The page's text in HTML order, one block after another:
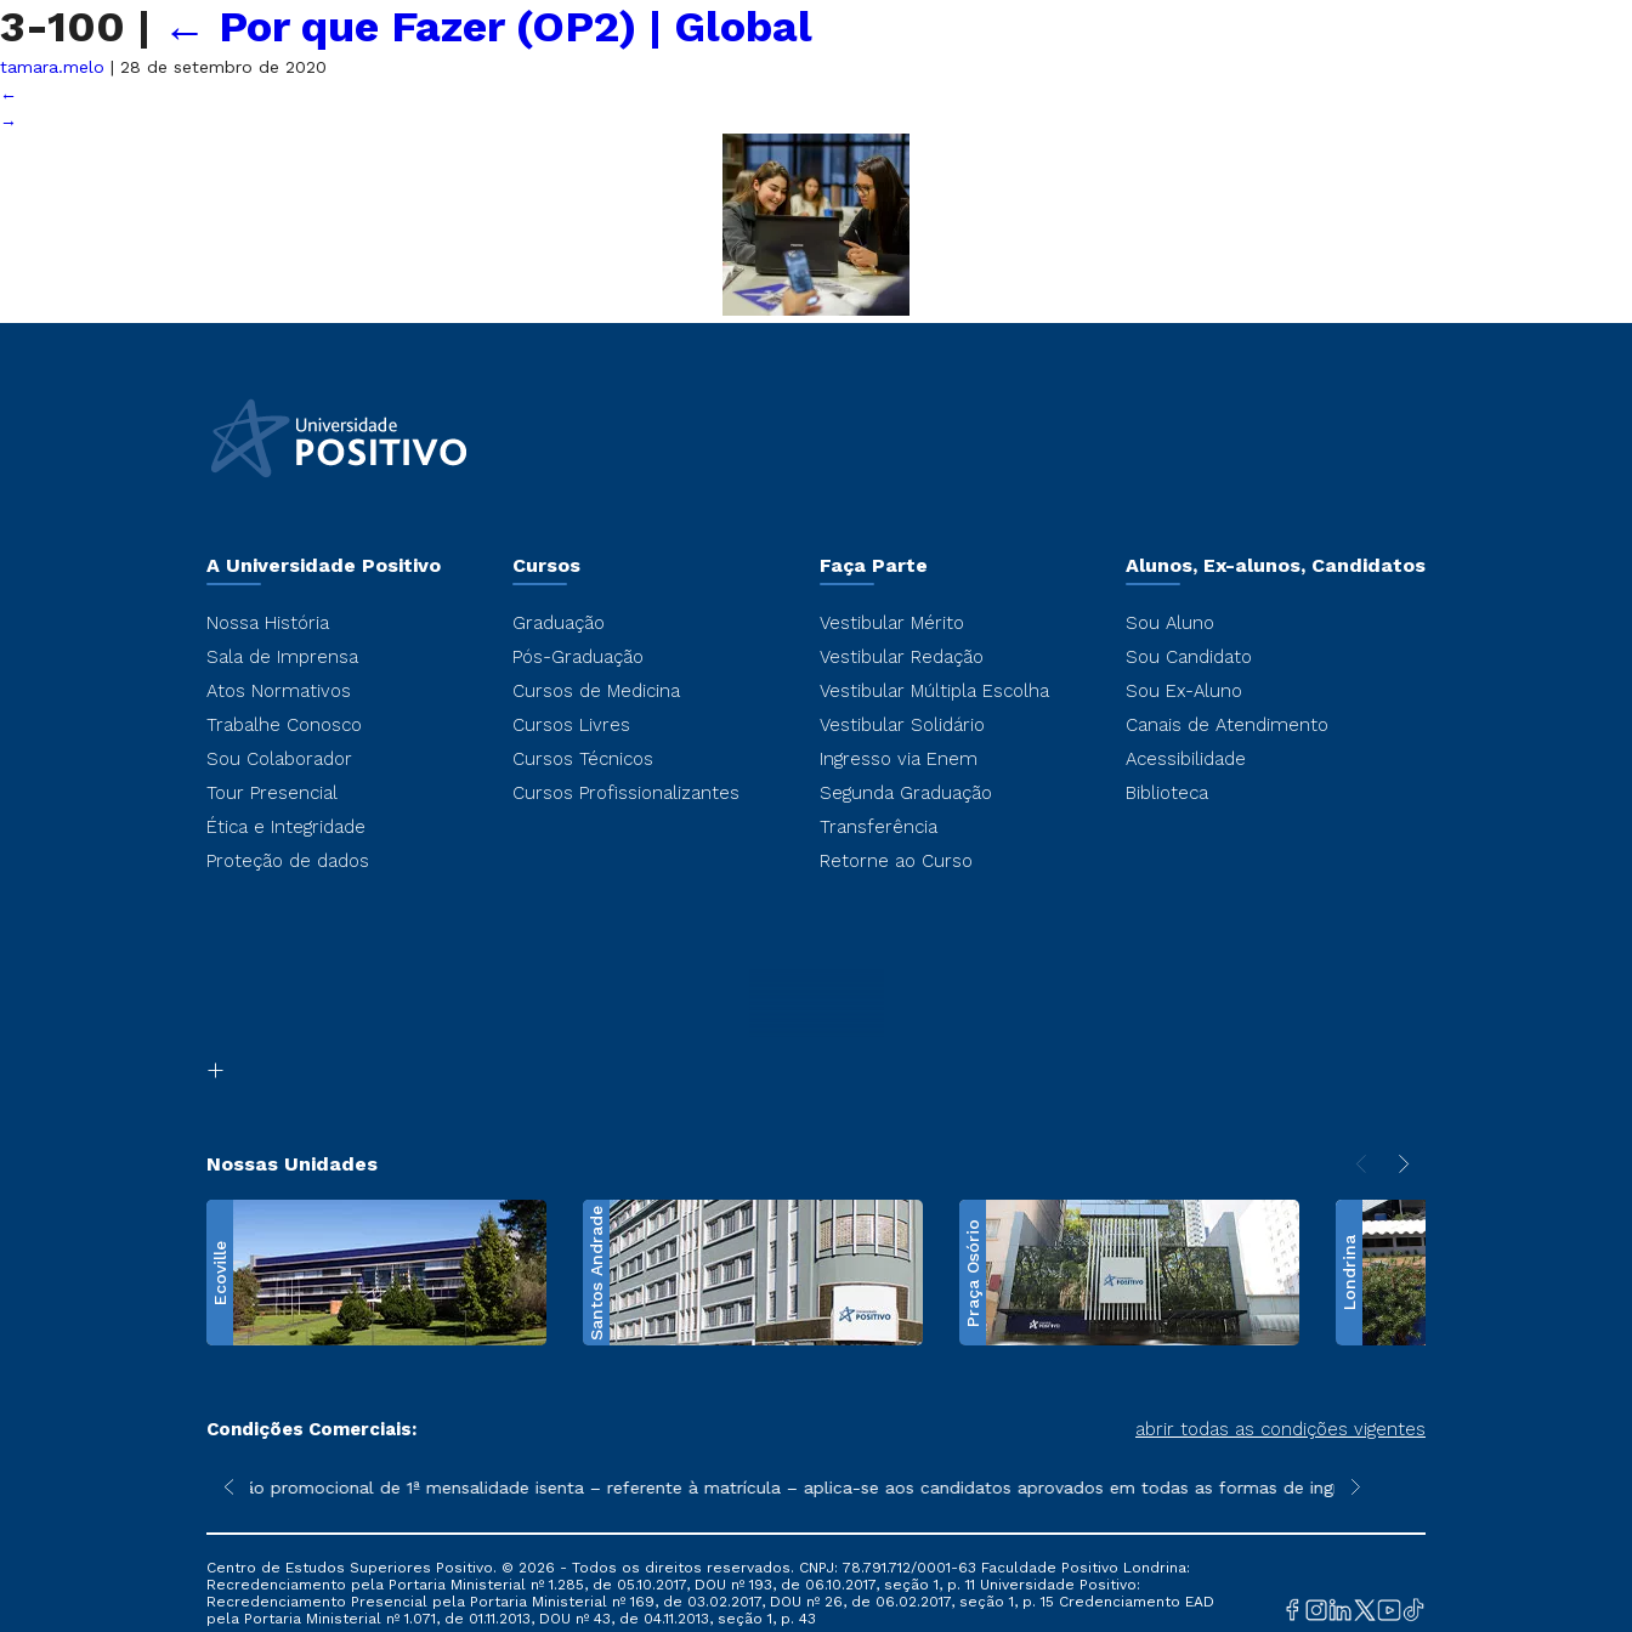
3-100 | ← Por que Fazer (OP2) | Global
tamara.melo | 28 de setembro de 2020
←
→
A Universidade Positivo
Nossa História
Sala de Imprensa
Atos Normativos
Trabalhe Conosco
Sou Colaborador
Tour Presencial
Ética e Integridade
Proteção de dados
Cursos
Graduação
Pós-Graduação
Cursos de Medicina
Cursos Livres
Cursos Técnicos
Cursos Profissionalizantes
Faça Parte
Vestibular Mérito
Vestibular Redação
Vestibular Múltipla Escolha
Vestibular Solidário
Ingresso via Enem
Segunda Graduação
Transferência
Retorne ao Curso
Alunos, Ex-alunos, Candidatos
Sou Aluno
Sou Candidato
Sou Ex-Aluno
Canais de Atendimento
Acessibilidade
Biblioteca
Nossas Unidades
Ecoville Santos Andrade Praça Osório Londrina
Condições Comerciais: abrir todas as condições vigentes
sofrer alterações nos períodos de rematrícula conforme exposto no contrato de prestação de serviços
*A condição promocional de 1ª mensalidade isenta – referente à matrícula – aplica-se aos candidatos aprovados em todas as formas de ingresso, exceto na prova on-line ou
**Semipresencial é um formato do
Centro de Estudos Superiores Positivo. © 2026 - Todos os direitos reservados. CNPJ: 78.791.712/0001-63 Faculdade Positivo Londrina:
Recredenciamento pela Portaria Ministerial nº 1.285, de 05.10.2017, DOU nº 193, de 06.10.2017, seção 1, p. 11 Universidade Positivo:
Recredenciamento Presencial ​pela Portaria Ministerial nº 169, de 03.02.2017, DOU nº 26, de 06.02.2017, seção 1, p. 15 Credenciamento EAD
pela Portaria Ministerial nº 1.071, de 01.11.2013, DOU nº 43, de 04.11.2013, seção 1, p. 43